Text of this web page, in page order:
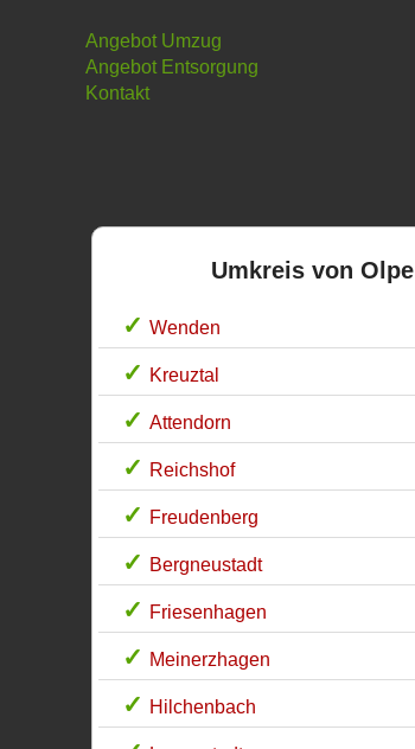
Angebot Umzug
Angebot Entsorgung
Kontakt
Umkreis von Olpe
Wenden
Kreuztal
Attendorn
Reichshof
Freudenberg
Bergneustadt
Friesenhagen
Meinerzhagen
Hilchenbach